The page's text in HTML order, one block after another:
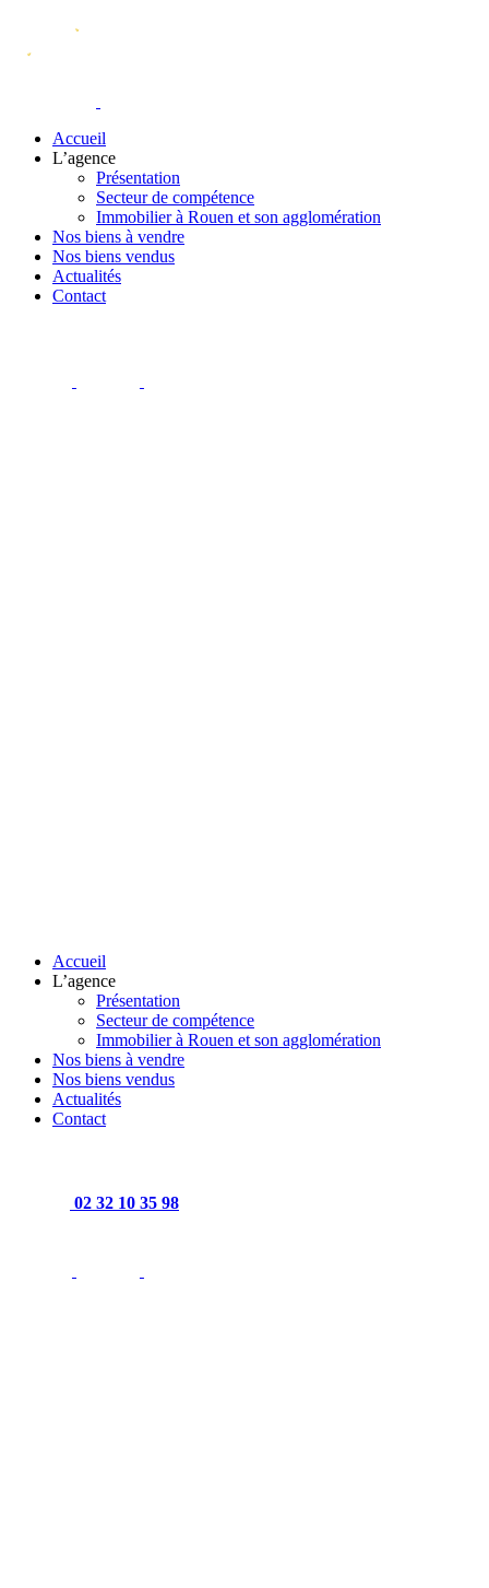
Accueil
L’agence
Présentation
Secteur de compétence
Immobilier à Rouen et son agglomération
Nos biens à vendre
Nos biens vendus
Actualités
Contact
Accueil
L’agence
Présentation
Secteur de compétence
Immobilier à Rouen et son agglomération
Nos biens à vendre
Nos biens vendus
Actualités
Contact
02 32 10 35 98